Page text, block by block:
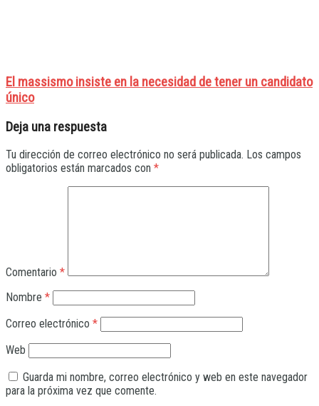
El massismo insiste en la necesidad de tener un candidato
único
Deja una respuesta
Tu dirección de correo electrónico no será publicada. Los campos
obligatorios están marcados con *
Comentario *
Nombre *
Correo electrónico *
Web
Guarda mi nombre, correo electrónico y web en este navegador
para la próxima vez que comente.